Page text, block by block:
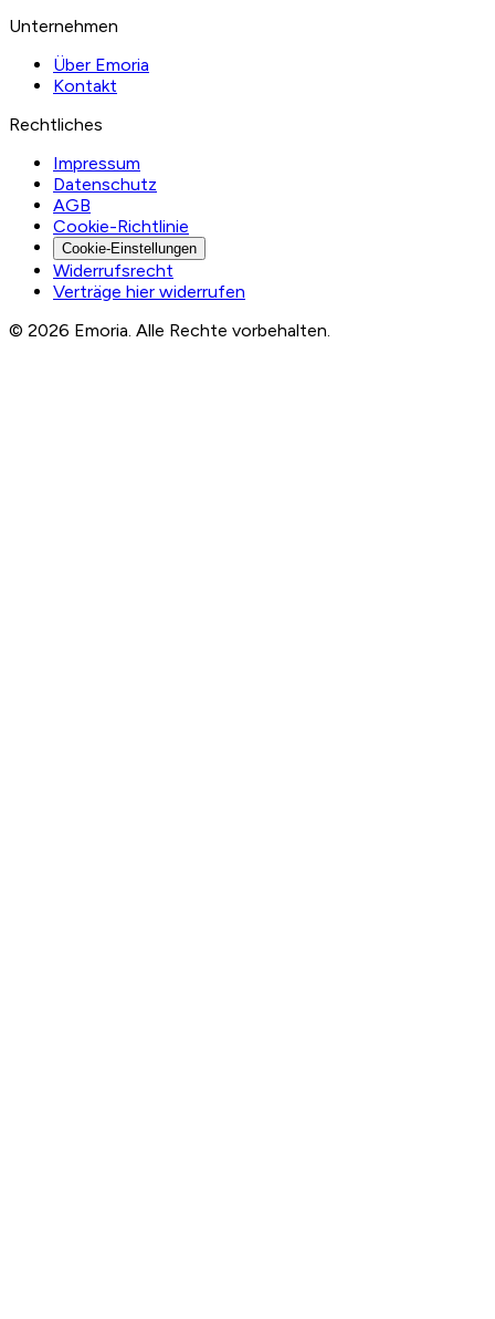
Unternehmen
Über Emoria
Kontakt
Rechtliches
Impressum
Datenschutz
AGB
Cookie-Richtlinie
Cookie-Einstellungen
Widerrufsrecht
Verträge hier widerrufen
© 2026 Emoria. Alle Rechte vorbehalten.